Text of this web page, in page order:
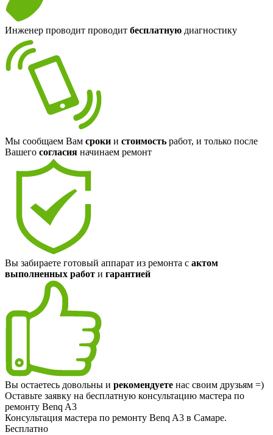
Инженер проводит проводит бесплатную диагностику
Мы сообщаем Вам сроки и стоимость работ, и только после
Вашего согласия начинаем ремонт
Вы забираете готовый аппарат из ремонта с актом
выполненных работ и гарантией
Вы остаетесь довольны и рекомендуете нас своим друзьям =)
Оставьте заявку на бесплатную консультацию мастера по
ремонту Benq A3
Консультация мастера по ремонту Benq A3 в Самаре.
Бесплатно